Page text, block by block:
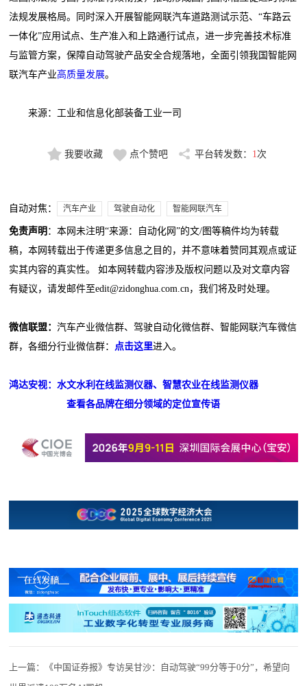
法规发展格局。同时深入开展智能网联汽车道路测试示范、“车路云
一体化”应用试点、生产准入和上路通行试点，进一步完善技术标准
与监管方案，保障自动驾驶产品安全合规落地，全面引领我国智能网
联汽车产业高质量发展。
来源：工业和信息化部装备工业一司
我要收藏 点个赞吧 平台转发数： 1 次
自动对焦： 汽车产业 驾驶自动化 智能网联汽车
免责声明 ：本网未注明“来源：自动化网”的文/图等稿件均为转载
稿，本网转载出于传递更多信息之目的，并不意味着赞同其观点或证
实其内容的真实性。 如本网转载内容涉及版权问题以及对文章内容
有疑议，请发邮件至edit@zidonghua.com.cn，我们将及时处理。
微信联盟：汽车产业微信群、驾驶自动化微信群、智能网联汽车微信
群，各细分行业微信群：
点击这里进入。
鸿达安视：水文水利在线监测仪器、智慧农业在线监测仪器
查看各品牌在细分领域的定位宣传语
上一篇：
《中国证券报》专访吴甘沙：自动驾驶“99分等于0分”，希望向